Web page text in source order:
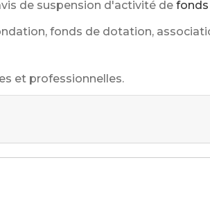
de suspension d'activité de
fonds de dotation,
et professionnelles.